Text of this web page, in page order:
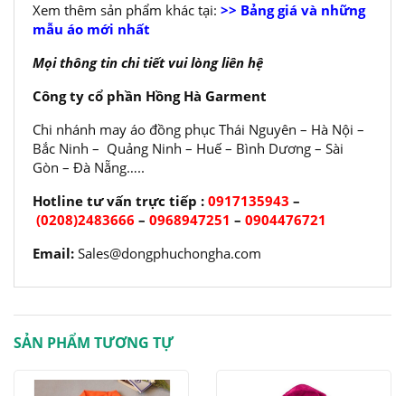
Xem thêm sản phẩm khác tại: >> Bảng giá và những
mẫu áo mới nhất
Mọi thông tin chi tiết vui lòng liên hệ
Công ty cổ phần Hồng Hà Garment
Chi nhánh may áo đồng phục Thái Nguyên – Hà Nội –
Bắc Ninh – Quảng Ninh – Huế – Bình Dương – Sài
Gòn – Đà Nẵng…..
Hotline tư vấn trực tiếp : 0917135943 –
(0208)2483666 – 0968947251 – 0904476721
Email: Sales@dongphuchongha.com
SẢN PHẨM TƯƠNG TỰ